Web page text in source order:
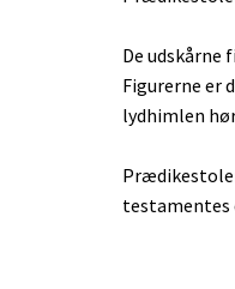
De udskårne
Figurerne er
lydhimlen
testamentes